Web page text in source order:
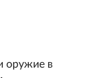
оружие в